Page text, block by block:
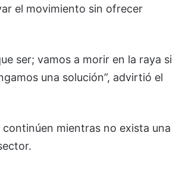
el movimiento sin ofrecer
ser; vamos a morir en la raya si
una solución”, advirtió el
mientras no exista una